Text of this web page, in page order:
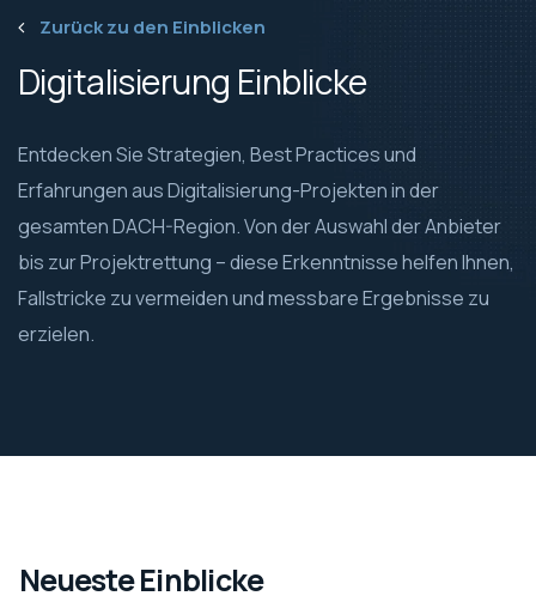
Zurück zu den Einblicken
Digitalisierung Einblicke
Entdecken Sie Strategien, Best Practices und
Erfahrungen aus Digitalisierung-Projekten in der
gesamten DACH-Region. Von der Auswahl der Anbieter
bis zur Projektrettung – diese Erkenntnisse helfen Ihnen,
Fallstricke zu vermeiden und messbare Ergebnisse zu
erzielen.
Neueste Einblicke